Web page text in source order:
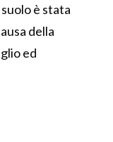
è stata
della
ed